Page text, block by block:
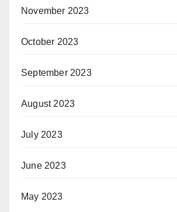
November 2023
October 2023
September 2023
August 2023
July 2023
June 2023
May 2023